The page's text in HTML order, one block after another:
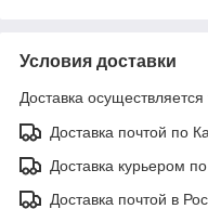
Условия доставки
Доставка
Доставка почтой по
Доставка курьером
Доставка почтой в